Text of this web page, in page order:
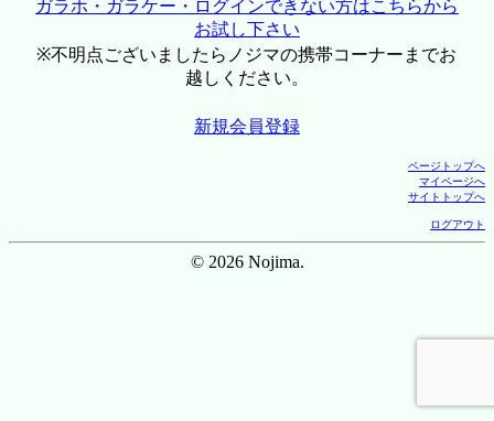
ガラホ・ガラケー・ログインできない方はこちらから
お試し下さい
※不明点ございましたらノジマの携帯コーナーまでお
越しください。
新規会員登録
ページトップへ
マイページへ
サイトトップへ
ログアウト
© 2026 Nojima.